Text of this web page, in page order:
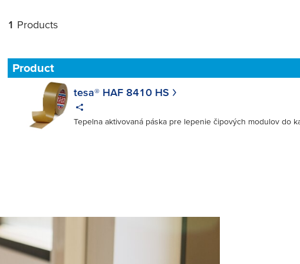
Filter
1 Products
Product
tesa® HAF 8410 HS
Tepelna aktivovaná páska pre lepenie čipových modulov do